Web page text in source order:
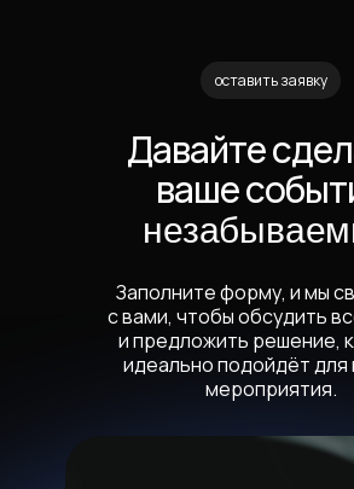
Давайте
ваше
Заполните форму, и мы
с вами, чтобы обсудить
и предложить решение,
идеально подойдёт для
мероприятия.
оставить заявку